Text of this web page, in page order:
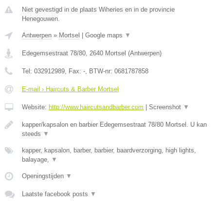
Niet gevestigd in de plaats Wiheries en in de provincie
Henegouwen.
Antwerpen » Mortsel Google maps ▼
Edegemsestraat 78/80, 2640 Mortsel (Antwerpen)
Tel: 032912989, Fax: -, BTW-nr: 0681787858
E-mail › Haircuts & Barber Mortsel
Website: http://www.haircutsandbarber.com Screenshot ▼
kapper/kapsalon en barbier Edegemsestraat 78/80 Mortsel. U kan
steeds ▼
kapper, kapsalon, barber, barbier, baardverzorging, high lights,
balayage, ▼
Openingstijden ▼
Laatste facebook posts ▼